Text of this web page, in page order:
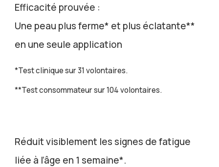
Efficacité prouvée :
Une peau plus ferme* et plus éclatante**
en une seule application
*Test clinique sur 31 volontaires.
**Test consommateur sur 104 volontaires.
Réduit visiblement les signes de fatigue
liée à l’âge en 1 semaine*.